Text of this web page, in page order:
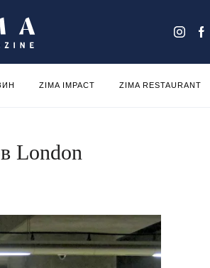
ZIMA IMPACT ZIMA RESTAURANT
London